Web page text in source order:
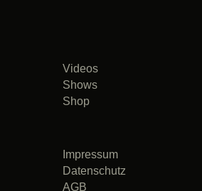
Videos
Shows
Shop
Impressum
Datenschutz
AGB